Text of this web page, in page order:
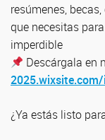
resúmenes,
que necesitas
imperdible
Descárgala en
¿Ya estás listo